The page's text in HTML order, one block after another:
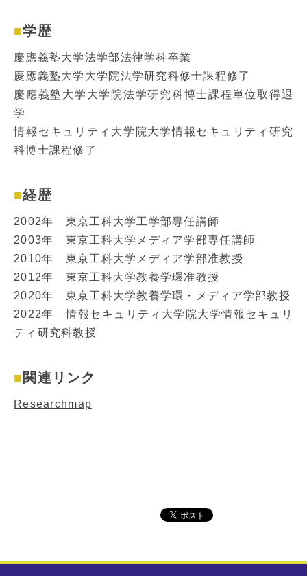
学歴
慶應義塾大学法学部法律学科卒業
慶應義塾大学大学院法学研究科修士課程修了
慶應義塾大学大学院法学研究科博士課程単位取得退
学
情報セキュリティ大学院大学情報セキュリティ研究
科博士課程修了
経歴
2002年 東京工科大学工学部専任講師
2003年 東京工科大学メディア学部専任講師
2010年 東京工科大学メディア学部准教授
2012年 東京工科大学教養学環准教授
2020年 東京工科大学教養学環・メディア学部教授
2022年 情報セキュリティ大学院大学情報セキュリ
ティ研究科教授
関連リンク
Researchmap